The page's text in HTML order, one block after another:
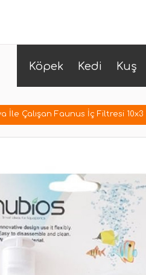
Köpek Kedi Kuş
İle Çalışan Faunus İç Filtresi 10x3